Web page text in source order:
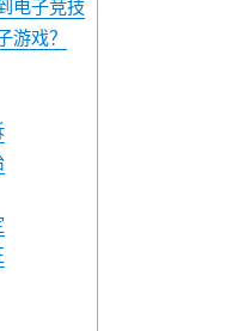
电子竞技
游戏？